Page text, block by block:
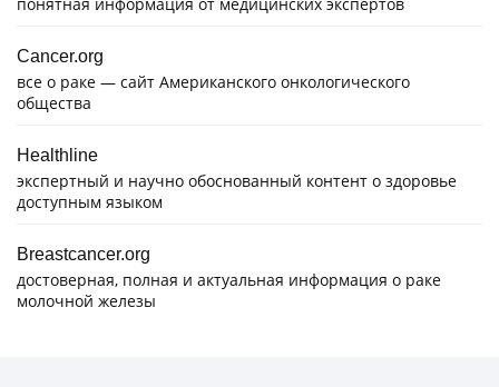
Cancer.org
все о раке — сайт Американского онкологического
общества
Healthline
экспертный и научно обоснованный контент о здоровье
доступным языком
Breastcancer.org
достоверная, полная и актуальная информация о раке
молочной железы